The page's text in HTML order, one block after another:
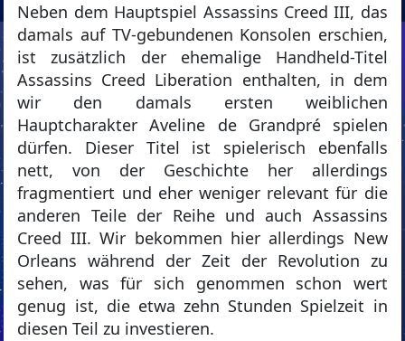
Neben dem Hauptspiel Assassins Creed III, das
damals auf TV-gebundenen Konsolen erschien,
ist zusätzlich der ehemalige Handheld-Titel
Assassins Creed Liberation enthalten, in dem
wir den damals ersten weiblichen
Hauptcharakter Aveline de Grandpré spielen
dürfen. Dieser Titel ist spielerisch ebenfalls
nett, von der Geschichte her allerdings
fragmentiert und eher weniger relevant für die
anderen Teile der Reihe und auch Assassins
Creed III. Wir bekommen hier allerdings New
Orleans während der Zeit der Revolution zu
sehen, was für sich genommen schon wert
genug ist, die etwa zehn Stunden Spielzeit in
diesen Teil zu investieren.